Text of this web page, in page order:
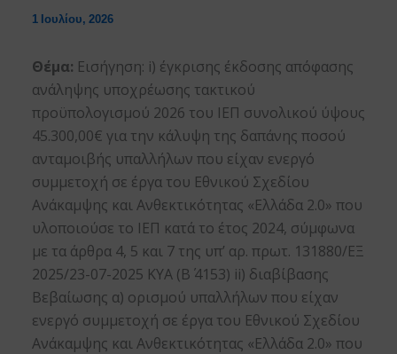
1 Ιουλίου, 2026
Θέμα: Εισήγηση: i) έγκρισης έκδοσης απόφασης
ανάληψης υποχρέωσης τακτικού
προϋπολογισμού 2026 του ΙΕΠ συνολικού ύψους
45.300,00€ για την κάλυψη της δαπάνης ποσού
ανταμοιβής υπαλλήλων που είχαν ενεργό
συμμετοχή σε έργα του Εθνικού Σχεδίου
Ανάκαμψης και Ανθεκτικότητας «Ελλάδα 2.0» που
υλοποιούσε το ΙΕΠ κατά το έτος 2024, σύμφωνα
με τα άρθρα 4, 5 και 7 της υπ’ αρ. πρωτ. 131880/ΕΞ
2025/23-07-2025 ΚΥΑ (Β΄ 4153) ii) διαβίβασης
Βεβαίωσης α) ορισμού υπαλλήλων που είχαν
ενεργό συμμετοχή σε έργα του Εθνικού Σχεδίου
Ανάκαμψης και Ανθεκτικότητας «Ελλάδα 2.0» που